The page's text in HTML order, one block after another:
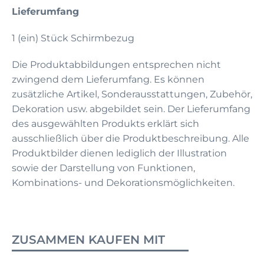
Lieferumfang
1 (ein) Stück Schirmbezug
Die Produktabbildungen entsprechen nicht
zwingend dem Lieferumfang. Es können
zusätzliche Artikel, Sonderausstattungen, Zubehör,
Dekoration usw. abgebildet sein. Der Lieferumfang
des ausgewählten Produkts erklärt sich
ausschließlich über die Produktbeschreibung. Alle
Produktbilder dienen lediglich der Illustration
sowie der Darstellung von Funktionen,
Kombinations- und Dekorationsmöglichkeiten.
ZUSAMMEN KAUFEN MIT